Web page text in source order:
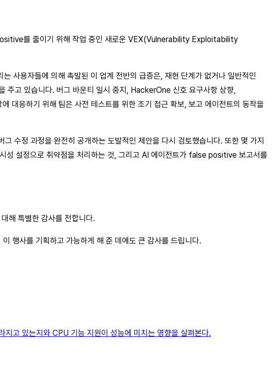
를 줄이기 위해 작업 중인 새로운 VEX(Vulnerability Exploitability
사용자들에 의해 촉발된 이 업계 전반의 급증은, 재현 단계가 없거나 일반적인
주고 있습니다. 버그 바운티 일시 중지, HackerOne 신호 요구사항 상향,
대응하기 위해 팀은 사전 테스트를 위한 조기 접근 확보, 보고 에이전트의 동작을
수정 과정을 완전히 공개하는 도발적인 제안을 다시 검토했습니다. 또한 몇 가지
성 설정으로 취약점을 처리하는 것, 그리고 AI 에이전트가 false positive 보고서를
해 특별한 감사를 전합니다.
행사를 기획하고 가능하게 해 준 데에도 큰 감사를 드립니다.
고 있는지와 CPU 기능 지원이 성능에 미치는 영향을 살펴본다.